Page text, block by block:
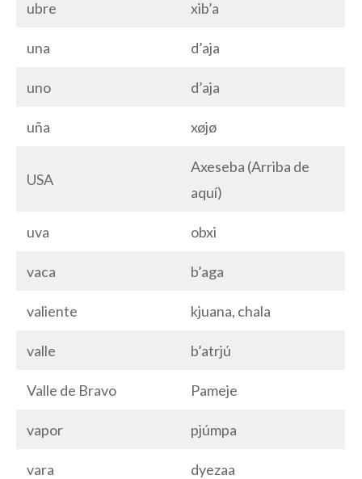
ubre xib’a
una d’aja
uno d’aja
uña xøjø
USA
Axeseba (Arriba de
aquí)
uva obxi
vaca b’aga
valiente kjuana, chala
valle b’atrjú
Valle de Bravo Pameje
vapor pjúmpa
vara dyezaa